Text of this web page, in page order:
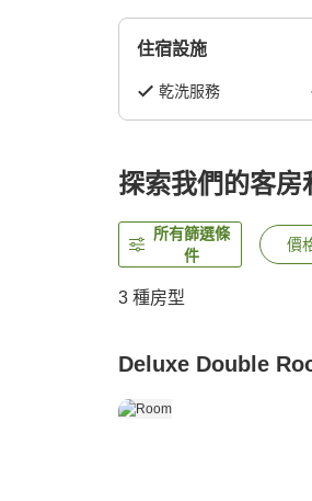
住宿設施
乾洗服務
探索我們的客房
所有篩選條
件
價
3 種房型
Deluxe Double